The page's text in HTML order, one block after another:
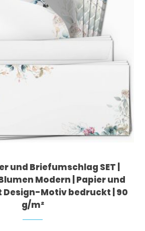
und Briefumschlag SET |
Modern | Papier und
Design-Motiv bedruckt | 90
g/m²